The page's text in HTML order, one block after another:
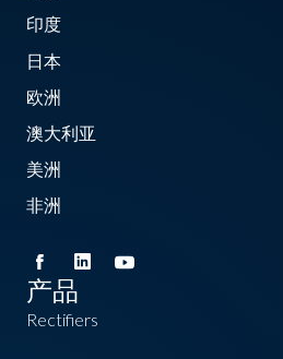
印度
日本
欧洲
澳大利亚
美洲
非洲
产品
Rectifiers